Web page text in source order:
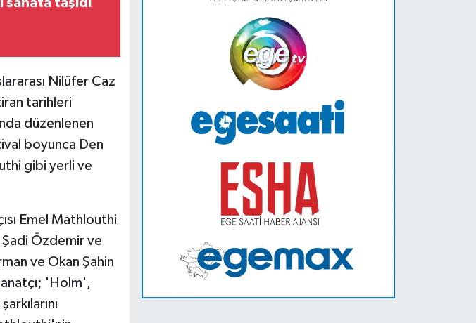
Nilüfer Caz
tarihleri
düzenlenen
boyunca Den
gibi yerli ve
Emel Mathlouthi
Şadi Özdemir ve
ve Okan Şahin
'Holm',